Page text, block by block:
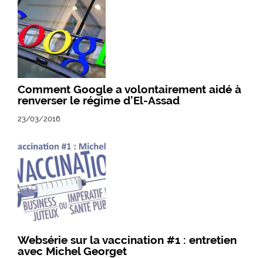
Comment Google a volontairement aidé à
renverser le régime d’El-Assad
23/03/2016
Websérie sur la vaccination #1 : entretien
avec Michel Georget